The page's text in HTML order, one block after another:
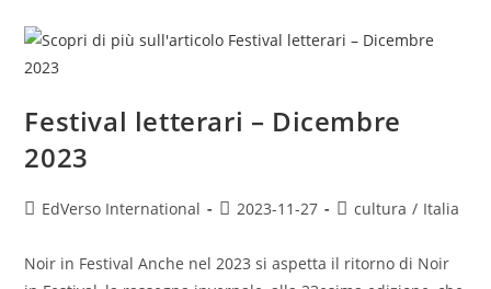
Festival letterari – Dicembre
2023
EdVerso International 2023-11-27 cultura / Italia
Noir in Festival Anche nel 2023 si aspetta il ritorno di Noir